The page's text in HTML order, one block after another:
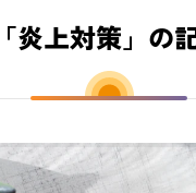
「炎上対策」の